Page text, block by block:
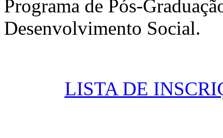
Programa de Pós-
Desenvolvimento Social.
LISTA DE